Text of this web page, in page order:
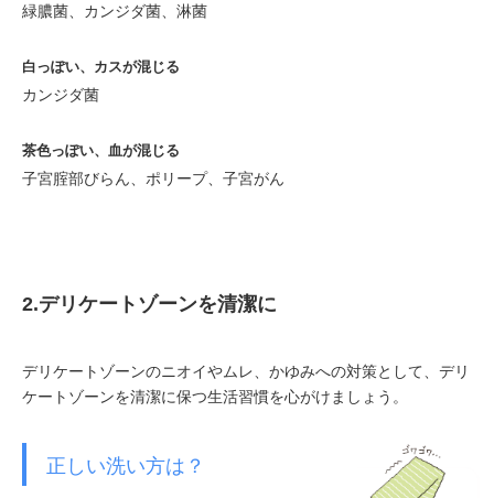
緑膿菌、カンジダ菌、淋菌
白っぽい、カスが混じる
カンジダ菌
茶色っぽい、血が混じる
子宮腟部びらん、ポリープ、子宮がん
2.デリケートゾーンを清潔に
デリケートゾーンのニオイやムレ、かゆみへの対策として、デリ
ケートゾーンを清潔に保つ生活習慣を心がけましょう。
正しい洗い方は？